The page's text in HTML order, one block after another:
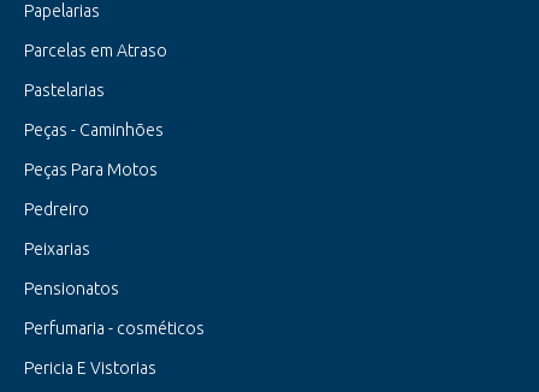
Papelarias
Parcelas em Atraso
Pastelarias
Peças - Caminhões
Peças Para Motos
Pedreiro
Peixarias
Pensionatos
Perfumaria - cosméticos
Pericia E Vistorias